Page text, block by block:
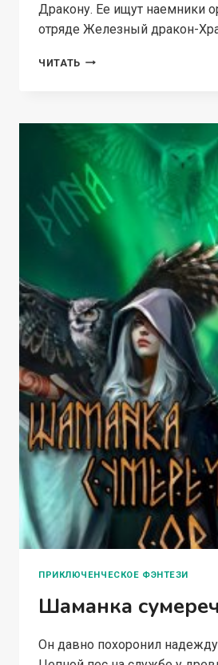
Дракону. Ее ищут наемники
отряде Железный дракон-
ЧИТАТЬ ПРИНЦЕССА
ПРИКЛЮЧЕНЧЕСКОЕ ФЭНТЕЗИ
Шаманка
Он давно похоронил надежду